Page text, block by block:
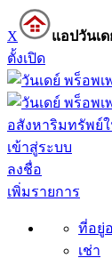
X แอปวันเด
ตั้งเปิด
อสังหาริมทรัพย์
เข้าสู่ระบบ
ลงชื่อ
เพิ่มรายการ
ที่อยู่
เช่า